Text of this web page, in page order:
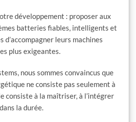
développement : proposer aux
batteries fiables, intelligents et
d’accompagner leurs machines
plus exigeantes.
nous sommes convaincus que
ne consiste pas seulement à
consiste à la maîtriser, à l’intégrer
la durée.